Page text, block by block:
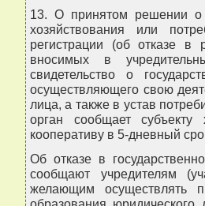
13. О принятом решении о
хозяйствования или
регистрации (об отказе в
вносимых в
свидетельство о
осуществляющего свою
лица, а также в устав
орган сообщает субъекту
кооперативу в 5-дневный
Об отказе в
сообщают учредителям
желающим осуществлять